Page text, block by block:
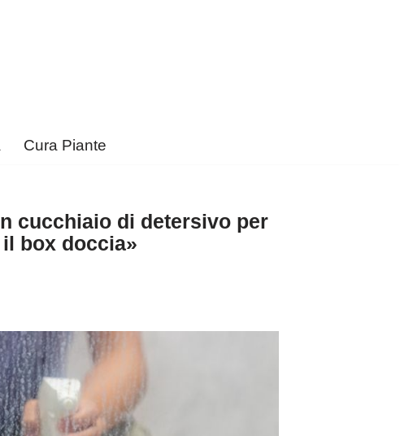
Cura Piante
cucchiaio di detersivo per
box doccia»